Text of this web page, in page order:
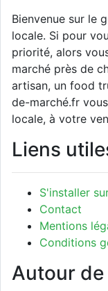
Bienvenue sur le
locale. Si pour
priorité, alors
marché près de
artisan, un food
de-marché.fr
locale, à votre
Liens
S'installer
Contact
Mentions
Conditions
Autour de